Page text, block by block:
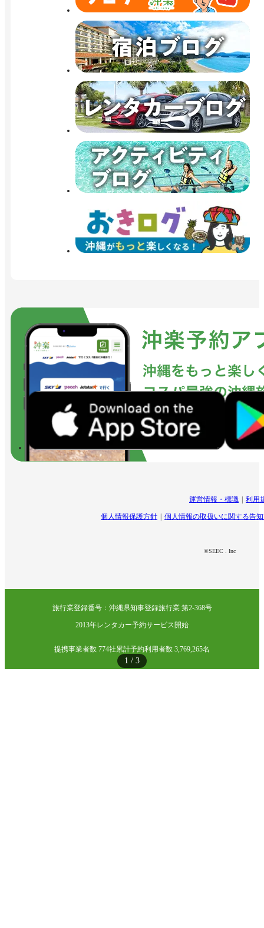
1 / 3
運営情報・標識 利用
個人情報保護方針 個人情報の取扱いに関する告
©SEEC . Inc
旅行業登録番号：沖縄県知事登録旅行業 第2-368号
2013年レンタカー予約サービス開始
提携事業者数 774社累計予約利用者数 3,769,265名